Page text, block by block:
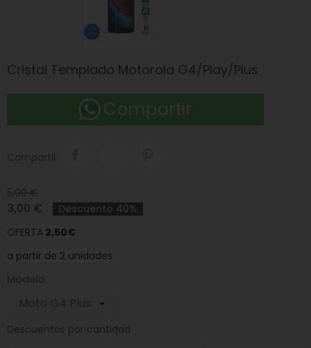
Cristal Templado Motorola G4/Play/Plus
Compartir
Compartir
5,00 €
3,00 €
Descuento 40%
OFERTA 2,50€
a partir de 2 unidades
Modelo
Descuentos por cantidad